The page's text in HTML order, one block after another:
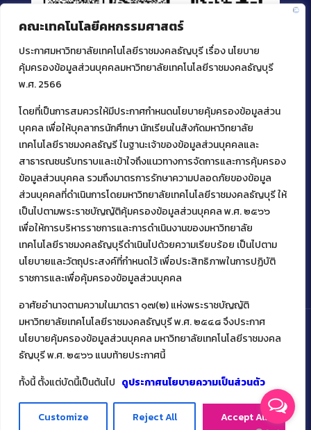
คณะเทคโนโลยีคหกรรมศาสตร์
ประกาศมหาวิทยาลัยเทคโนโลยีราชมงคลธัญบุรี เรื่อง นโยบาย
คุ้มครองข้อมูลส่วนบุคคลมหาวิทยาลัยเทคโนโลยีราชมงคลธัญบุรี
พ.ศ. 2566
โดยที่เป็นการสมควรให้มีประกาศกำหนดนโยบายคุ้มครองข้อมูลส่วน
บุคคล เพื่อให้บุคลากรนักศึกษา นักเรียนในสังกัดมหาวิทยาลัย
เทคโนโลยีราชมงคลธัญรี ในฐานะเจ้าของข้อมูลส่วนบุคคลและ
สาธารณชนรับทราบและเข้าใจถึงแนวทางการจัดการและการคุ้มครอง
ข้อมูลส่วนบุคคล รวมถึงมาตรการรักษาความปลอดภัยของข้อมูล
ส่วนบุคคลที่ดำเนินการโดยมหาวิทยาลัยเทคโนโลยีราชมงคลธัญบุรี ให้
เป็นไปตามพระราชบัญญัติคุ้มครองข้อมูลส่วนบุคคล พ.ศ. ๒๕๖๖
เพื่อให้การบริหารราชการและการดำเนินงานของมหาวิทยาลัย
เทคโนโลยีราชมงคลธัญบุรีดำเนินไปด้วยความเรียบร้อย เป็นไปตาม
นโยบายและวัตถุประสงค์ที่กำหนดไว้ เพื่อประสิทธิภาพในการปฏิบัติ
ราชการและเพื่อคุ้มครองข้อมูลส่วนบุคคล
อาศัยอำนาจตามความในมาตรา ๑๗(๒) แห่งพระราชบัญญัติ
มหาวิทยาลัยเทคโนโลยีราชมงคลธัญบุรี พ.ศ. ๒๕๔๘ จึงประกาศ
นโยบายคุ้มครองข้อมูลส่วนบุคคล มหาวิทยาลัยเทคโนโลยีราชมงคล
ธัญบุรี พ.ศ. ๒๕๖๖ แนบท้ายประกาศนี้
ทั้งนี้ ตั้งแต่บัดนี้เป็นต้นไป ดูประกาศนโยบายความเป็นส่วนตัว
Customize Reject All Accept All
ติดต่อคณะเทคโนโลยีคหกรรมศาสตร์
39 หมู่ 1
ต.คลองหก อ. คลองหลวง
จ.ปทุมธานี 12120
โทร 02 549 3161
Facebook
Instagram
Mail
Copyright ©️ 2022 คณะเทคโนโลยีคหกรรมศาสตร์ มหาวิทยาลัย
เทคโนโลยีราชมงคลธัญบุรี